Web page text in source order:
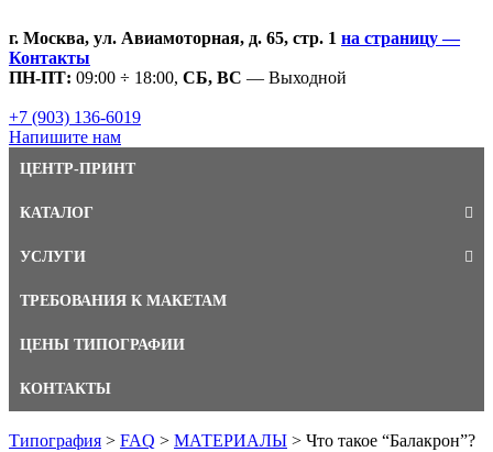
г. Москва, ул. Авиамоторная, д. 65, стр. 1 на страницу —
Контакты
ПН-ПТ: 09:00 ÷ 18:00, СБ, ВС — Выходной
+7 (903) 136-6019
Напишите нам
ЦЕНТР-ПРИНТ
КАТАЛОГ
УСЛУГИ
ТРЕБОВАНИЯ К МАКЕТАМ
ЦЕНЫ ТИПОГРАФИИ
КОНТАКТЫ
Типография > FAQ > МАТЕРИАЛЫ > Что такое “Балакрон”?